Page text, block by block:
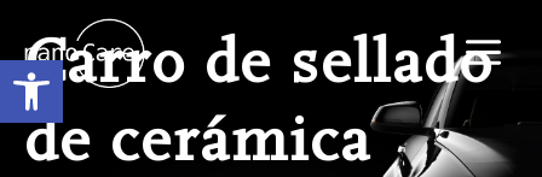
Abrir barra de herramientas
contenido
Main
Menu
Carro de sellado
de cerámica